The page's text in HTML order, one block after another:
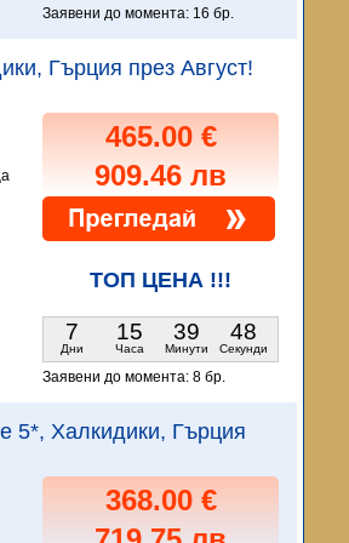
Заявени до момента: 16 бр.
Гърция през Август!
465.00 €
909.46 лв
ТОП ЦЕНА !!!
7
Дни
15
Часа
39
Минути
46
Секунди
Заявени до момента: 8 бр.
5*, Халкидики, Гърция
368.00 €